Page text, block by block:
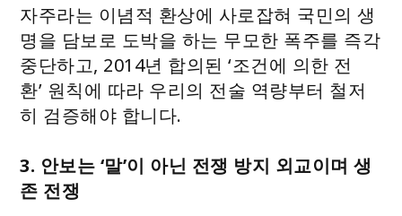
자주라는 이념적 환상에 사로잡혀 국민의 생
명을 담보로 도박을 하는 무모한 폭주를 즉각
중단하고, 2014년 합의된 ‘조건에 의한 전
환’ 원칙에 따라 우리의 전술 역량부터 철저
히 검증해야 합니다.
3. 안보는 ‘말’이 아닌 전쟁 방지 외교이며 생
존 전쟁